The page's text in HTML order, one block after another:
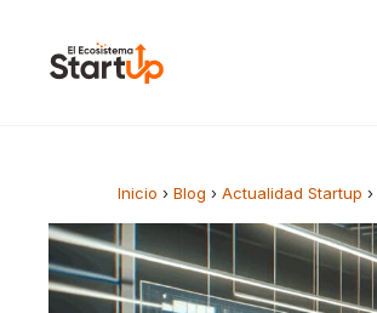
Inicio › Blog › Actualidad Startup ›